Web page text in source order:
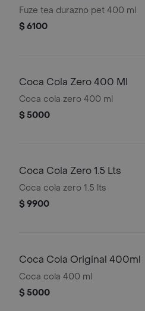
Fuze tea durazno pet 400 ml
$ 6100
Coca Cola Zero 400 Ml
Coca cola zero 400 ml
$ 5000
Coca Cola Zero 1.5 Lts
Coca cola zero 1.5 lts
$ 9900
Coca Cola Original 400ml
Coca cola 400 ml
$ 5000